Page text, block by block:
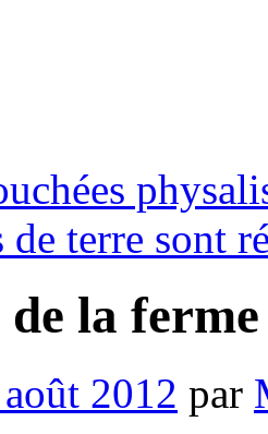
de terre sont
la ferme
2012 par